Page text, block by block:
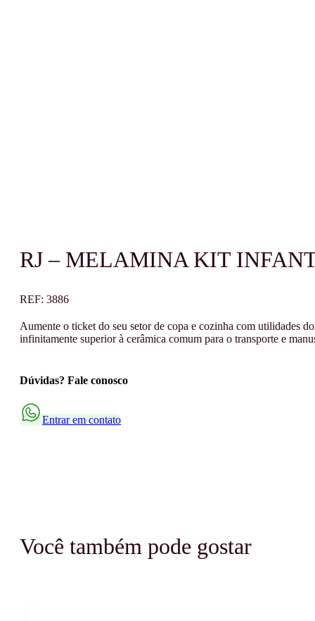
RJ – MELAMINA KIT
REF: 3886
Aumente o ticket do seu setor de copa e cozinha com utilidades
infinitamente superior à cerâmica comum para o transporte e
Dúvidas? Fale conosco
Entrar em contato
Você também pode gostar